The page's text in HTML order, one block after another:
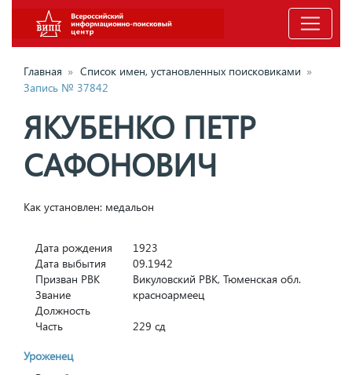
Главная » Список имен, установленных поисковиками »
Запись № 37842
ЯКУБЕНКО ПЕТР
САФОНОВИЧ
Как установлен: медальон
Дата рождения
1923
Дата выбытия
09.1942
Призван РВК
Викуловский РВК, Тюменская обл.
Звание
красноармеец
Должность
Часть
229 сд
Уроженец